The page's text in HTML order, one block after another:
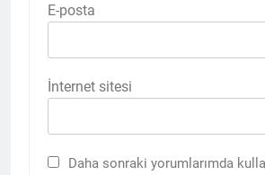
E-posta
İnternet sitesi
Daha sonraki yorumlarımda